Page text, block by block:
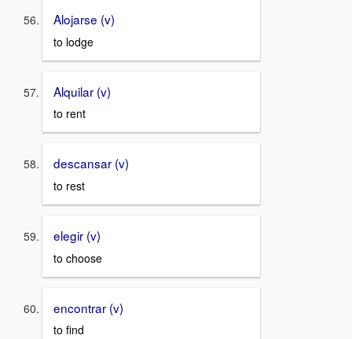
Alojarse (v)
to lodge
Alquilar (v)
to rent
descansar (v)
to rest
elegir (v)
to choose
encontrar (v)
to find